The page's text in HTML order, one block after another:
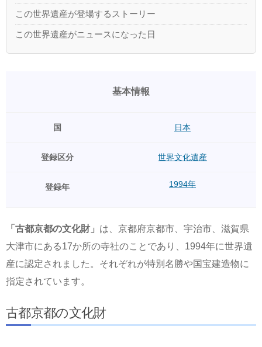
この世界遺産が登場するストーリー
この世界遺産がニュースになった日
基本情報
国 日本
登録区分 世界文化遺産
登録年 1994年
「古都京都の文化財」 は、京都府京都市、宇治市、滋賀県
大津市にある17か所の寺社のことであり、1994年に世界遺
産に認定されました。それぞれが特別名勝や国宝建造物に
指定されています。
古都京都の文化財